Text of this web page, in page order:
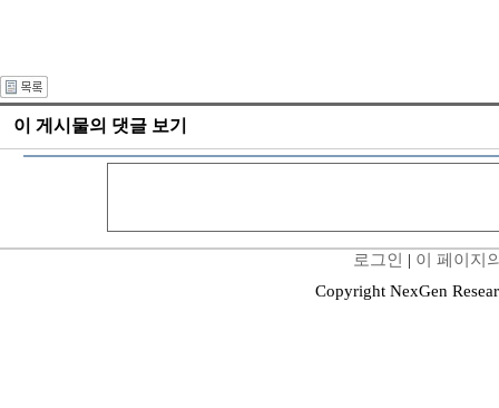
이 게시물의 댓글 보기
로그인 | 이 페이지
Copyright NexGen